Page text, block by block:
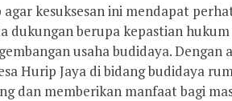
agar kesuksesan ini mendapat
dukungan berupa kepastian
usaha budidaya.
Hurip Jaya di bidang budidaya
dan memberikan manfaat bagi